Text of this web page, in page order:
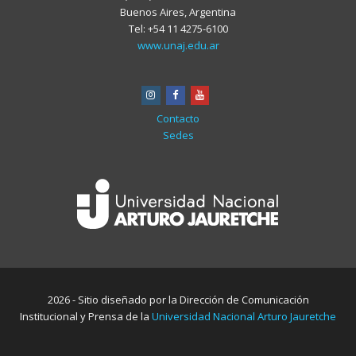
Buenos Aires, Argentina
Tel: +54 11 4275-6100
www.unaj.edu.ar
instagram
facebookyoutube
Contacto
Sedes
2026 - Sitio diseñado por la Dirección de Comunicación
Institucional y Prensa de la Universidad Nacional Arturo Jauretche